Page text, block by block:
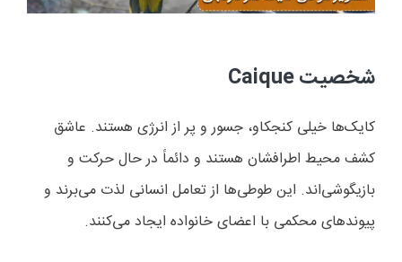
شخصیتCaique
کایک‌ها خیلی کنجکاو، جسور و پر از انرژی هستند. عاشق
کشف محیط اطرافشان هستند و دائماً در حال حرکت و
بازیگوشی‌اند. این طوطی‌ها از تعامل انسانی لذت می‌برند و
پیوندهای محکمی با اعضای خانواده ایجاد می‌کنند.